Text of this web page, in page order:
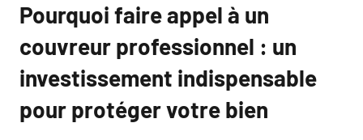
Pourquoi faire appel à un
couvreur professionnel : un
investissement indispensable
pour protéger votre bien